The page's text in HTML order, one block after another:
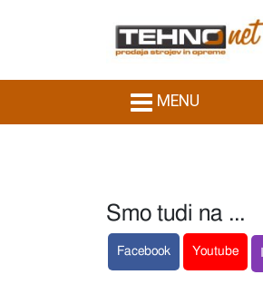
MENU
Smo tudi na ...
Facebook Youtube